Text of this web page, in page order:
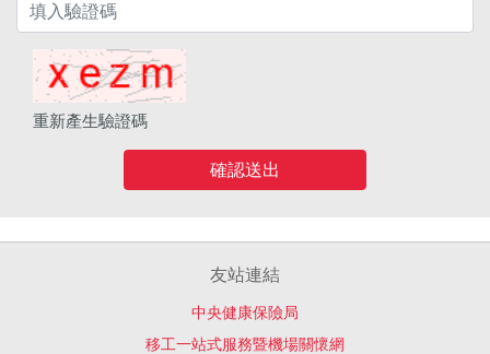
重新產生驗證碼
確認送出
友站連結
中央健康保險局
移工一站式服務暨機場關懷網